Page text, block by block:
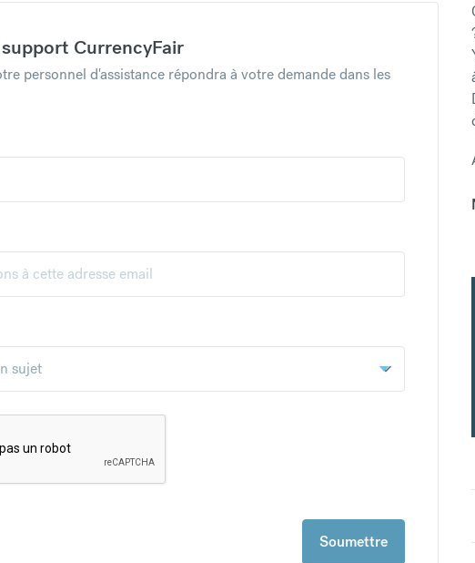
CurrencyFair
personnel d'assistance répondra à votre demande dans les